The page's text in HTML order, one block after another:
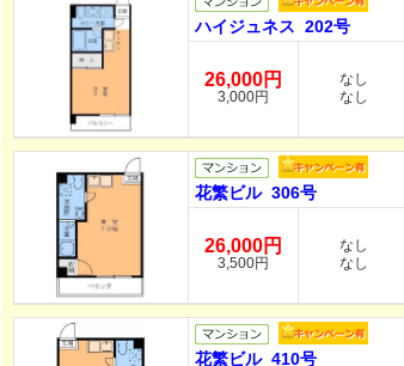
ハイジュネス 202号
26,000円
3,000円
なし
なし
花繁ビル 306号
26,000円
3,500円
なし
なし
花繁ビル 410号